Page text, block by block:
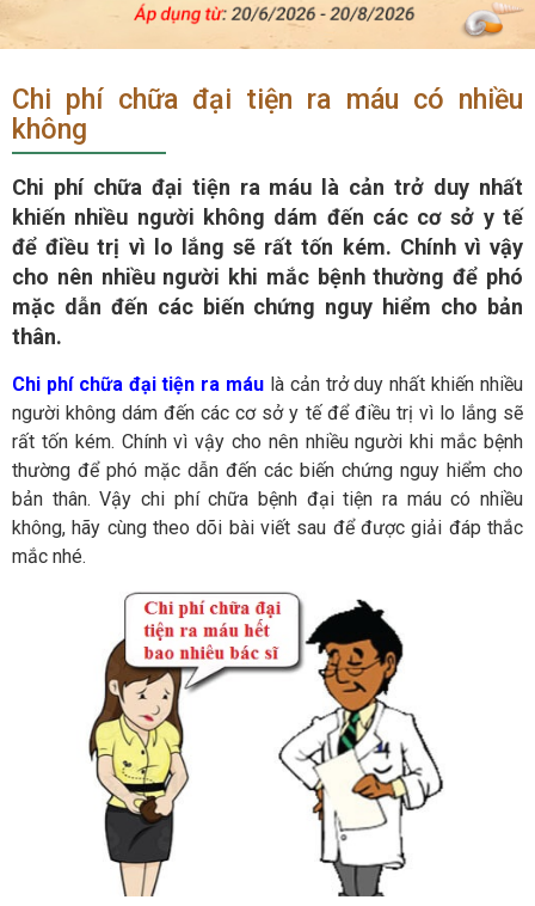
Chi phí chữa đại tiện ra máu có nhiều
không
Chi phí chữa đại tiện ra máu là cản trở duy nhất
khiến nhiều người không dám đến các cơ sở y tế
để điều trị vì lo lắng sẽ rất tốn kém. Chính vì vậy
cho nên nhiều người khi mắc bệnh thường để phó
mặc dẫn đến các biến chứng nguy hiểm cho bản
thân.
Chi phí chữa đại tiện ra máu là cản trở duy nhất khiến nhiều
người không dám đến các cơ sở y tế để điều trị vì lo lắng sẽ
rất tốn kém. Chính vì vậy cho nên nhiều người khi mắc bệnh
thường để phó mặc dẫn đến các biến chứng nguy hiểm cho
bản thân. Vậy chi phí chữa bệnh đại tiện ra máu có nhiều
không, hãy cùng theo dõi bài viết sau để được giải đáp thắc
mắc nhé.